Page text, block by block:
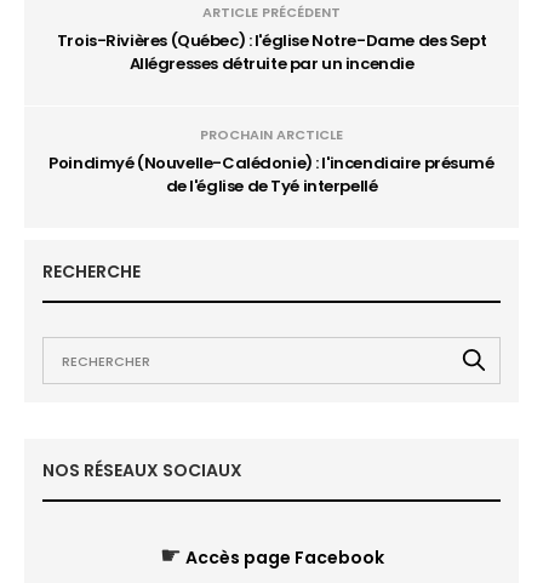
ARTICLE PRÉCÉDENT
Trois-Rivières (Québec) : l'église Notre-Dame des Sept
Allégresses détruite par un incendie
PROCHAIN ARCTICLE
Poindimyé (Nouvelle-Calédonie) : l'incendiaire présumé
de l'église de Tyé interpellé
RECHERCHE
NOS RÉSEAUX SOCIAUX
☛ Accès page Facebook